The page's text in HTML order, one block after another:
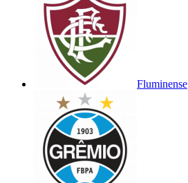
Fluminense